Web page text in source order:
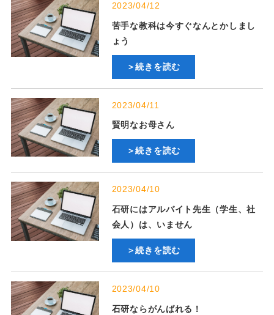
2023/04/12
苦手な教科は今すぐなんとかしまし
ょう
＞続きを読む
2023/04/11
賢明なお母さん
＞続きを読む
2023/04/10
石研にはアルバイト先生（学生、社
会人）は、いません
＞続きを読む
2023/04/10
石研ならがんばれる！